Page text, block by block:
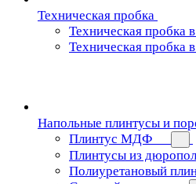
Техническая пробка
Техническая пробка
Техническая пробка
Напольные плинтусы и
Плинтус МДФ
Плинтусы из
Полиуретановый